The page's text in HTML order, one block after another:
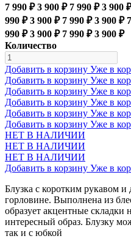
7 990 ₽ 3 900 ₽ 7 990 ₽ 3 900 ₽
990 ₽ 3 900 ₽ 7 990 ₽ 3 900 ₽
990 ₽ 3 900 ₽ 7 990 ₽ 3 900 ₽
Количество
Добавить в корзину Уже в
Добавить в корзину Уже в
Добавить в корзину Уже в
Добавить в корзину Уже в
Добавить в корзину Уже в
Добавить в корзину Уже в
НЕТ В НАЛИЧИИ
НЕТ В НАЛИЧИИ
НЕТ В НАЛИЧИИ
Добавить в корзину Уже в
Блузка с коротким рукавом и
горловине. Выполнена из
образует акцентные складки
интересный образ. Блузку
так и с юбкой